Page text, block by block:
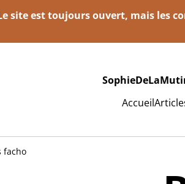
!! Le site est toujours ouvert, mais
Accueil
facho